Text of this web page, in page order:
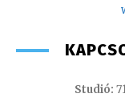
Studió: